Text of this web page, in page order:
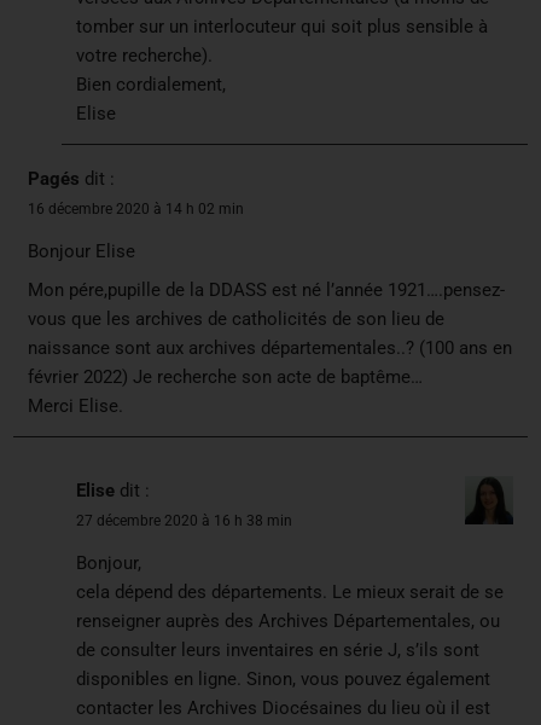
tomber sur un interlocuteur qui soit plus sensible à
votre recherche).
Bien cordialement,
Elise
Pagés dit :
16 décembre 2020 à 14 h 02 min
Bonjour Elise
Mon pére,pupille de la DDASS est né l’année 1921….pensez-
vous que les archives de catholicités de son lieu de
naissance sont aux archives départementales..? (100 ans en
février 2022) Je recherche son acte de baptême…
Merci Elise.
Elise dit :
27 décembre 2020 à 16 h 38 min
Bonjour,
cela dépend des départements. Le mieux serait de se
renseigner auprès des Archives Départementales, ou
de consulter leurs inventaires en série J, s’ils sont
disponibles en ligne. Sinon, vous pouvez également
contacter les Archives Diocésaines du lieu où il est